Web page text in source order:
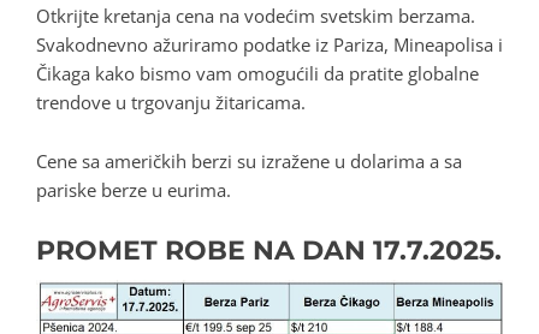
Otkrijte kretanja cena na vodećim svetskim berzama.
Svakodnevno ažuriramo podatke iz Pariza, Mineapolisa i
Čikaga kako bismo vam omogućili da pratite globalne
trendove u trgovanju žitaricama.
Cene sa američkih berzi su izražene u dolarima a sa
pariske berze u eurima.
PROMET ROBE NA DAN 17.7.2025.